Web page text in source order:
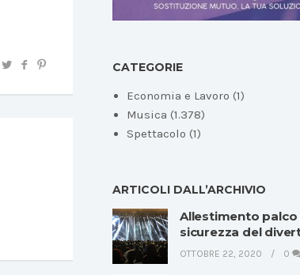
CATEGORIE
Economia e Lavoro (1)
Musica (1.378)
Spettacolo (1)
ARTICOLI DALL’ARCHIVIO
Allestimento palco
sicurezza del
OTTOBRE 22, 2020 0